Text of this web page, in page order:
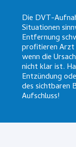
Die DVT-
Situationen
Entfernung
profitieren Arzt
wenn die
nicht klar ist.
Entzündung
des sichtbaren
Aufschluss!